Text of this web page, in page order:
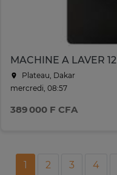
Plateau, Dakar
mercredi, 08:57
389 000 F CFA
1 2 3 4